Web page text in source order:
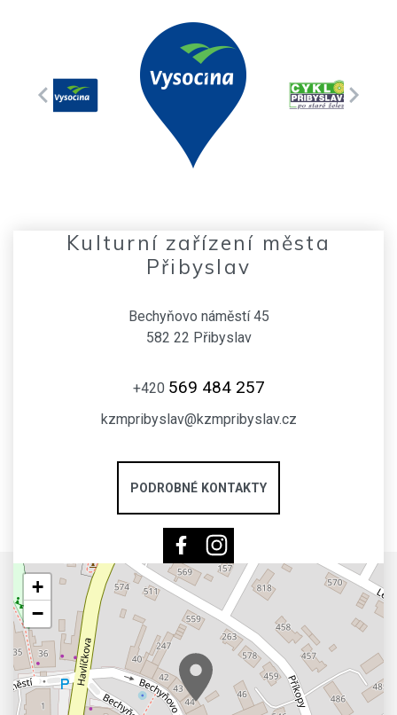
Kulturní zařízení města
Přibyslav
Bechyňovo náměstí 45
582 22 Přibyslav
+420 569 484 257
kzmpribyslav@kzmpribyslav.cz
PODROBNÉ KONTAKTY
+
−